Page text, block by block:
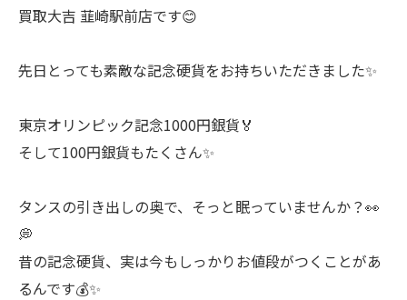
買取大吉 韮崎駅前店です😊
先日とっても素敵な記念硬貨をお持ちいただきました✨
東京オリンピック記念1000円銀貨🏅
そして100円銀貨もたくさん✨
タンスの引き出しの奥で、そっと眠っていませんか？👀
💭
昔の記念硬貨、実は今もしっかりお値段がつくことがあ
るんです💰✨